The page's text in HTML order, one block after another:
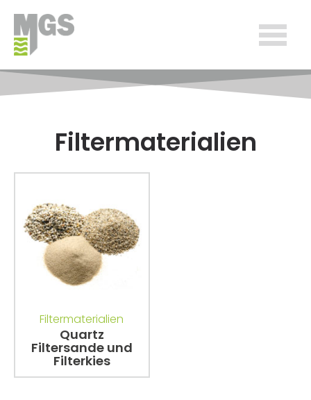
Filtermaterialien
Filtermaterialien
Quartz
Filtersande und
Filterkies